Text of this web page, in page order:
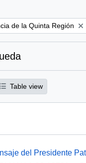
de la Quinta Región
Table view
del Presidente